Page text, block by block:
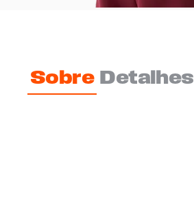
Sobre Detalhes